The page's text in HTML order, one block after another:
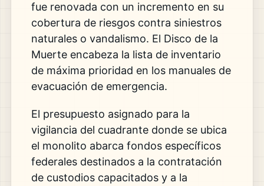
fue renovada con un incremento en su
cobertura de riesgos contra siniestros
naturales o vandalismo. El Disco de la
Muerte encabeza la lista de inventario
de máxima prioridad en los manuales de
evacuación de emergencia.
El presupuesto asignado para la
vigilancia del cuadrante donde se ubica
el monolito abarca fondos específicos
federales destinados a la contratación
de custodios capacitados y a la